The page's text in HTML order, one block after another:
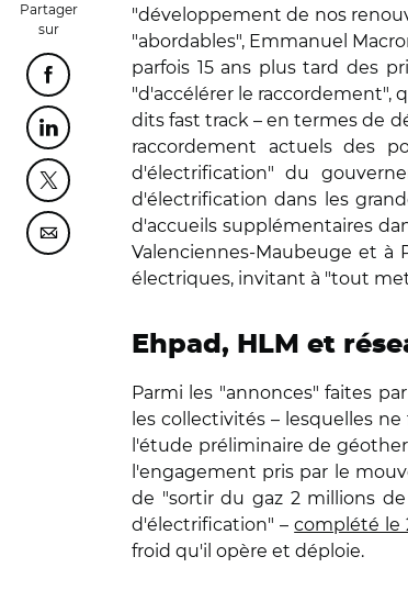
Partager
sur
Partager cette page sur Facebook
Partager cette page sur Linkedin
Partager cette page sur Twitter
Partager cette page sur Courriel
"développement de nos
"abordables", Emmanuel
parfois 15 ans plus tard des
"d'accélérer le raccordement",
dits fast track – en termes de
raccordement actuels des
d'électrification" du
d'électrification dans les
d'accueils supplémentaires
Valenciennes-Maubeuge et à
électriques, invitant à "tout
Ehpad, HLM et
Parmi les "annonces" faites
les collectivités – lesquelles
l'étude préliminaire de
l'engagement pris par le
de "sortir du gaz 2 millions
d'électrification" –complété le
froid qu'il opère et déploie.